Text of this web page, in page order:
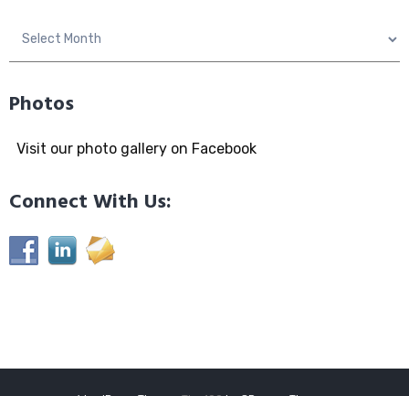
Archive
Photos
Visit our photo gallery on Facebook
Connect With Us: